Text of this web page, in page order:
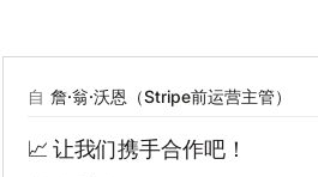
自 詹·翁·沃恩（Stripe前运营主管）
📈 让我们携手合作吧！